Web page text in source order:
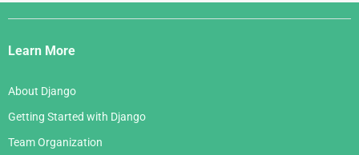
Django
Links
Learn More
About Django
Getting Started with Django
Team Organization